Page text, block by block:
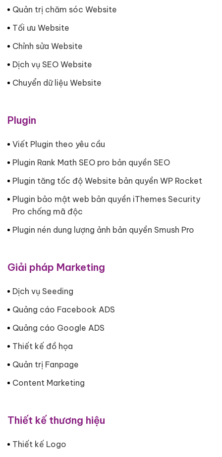
Quản trị chăm sóc Website
Tối ưu Website
Chỉnh sửa Website
Dịch vụ SEO Website
Chuyển dữ liệu Website
Plugin
Viết Plugin theo yêu cầu
Plugin Rank Math SEO pro bản quyền SEO
Plugin tăng tốc độ Website bản quyền WP Rocket
Plugin bảo mật web bản quyền iThemes Security
Pro chống mã độc
Plugin nén dung lượng ảnh bản quyền Smush Pro
Giải pháp Marketing
Dịch vụ Seeding
Quảng cáo Facebook ADS
Quảng cáo Google ADS
Thiết kế đồ họa
Quản trị Fanpage
Content Marketing
Thiết kế thương hiệu
Thiết kế Logo